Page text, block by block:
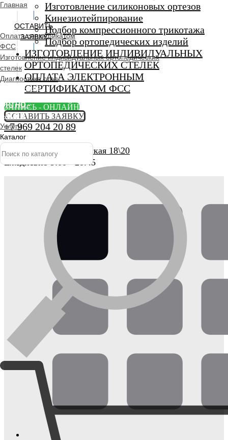
Изготовление силиконовых ортезов
Кинезиотейпирование
Подбор компрессионного трикотажа
Подбор ортопедических изделий
ИЗГОТОВЛЕНИЕ ИНДИВИДУАЛЬНЫХ
ОРТОПЕДИЧЕСКИХ СТЕЛЕК
ОПЛАТА ЭЛЕКТРОННЫМ
СЕРТИФИКАТОМ ФСС
ЗАПИСЬ - ОНЛАЙН
ОСТАВИТЬ ЗАЯВКУ
+7 969 204 20 89
г. Люберцы, Смирновская 18\20
Ежедневно 9:00 - 20:45
Главная
ОСТАВИТЬ
ЗАЯВКУ
Оплата сертификатом
ФСС
Изготовление индивидуальных ортопедических
стелек
Диагностика стоп
Ортопедический
ORTHO -
SALON
Услуги
Каталог